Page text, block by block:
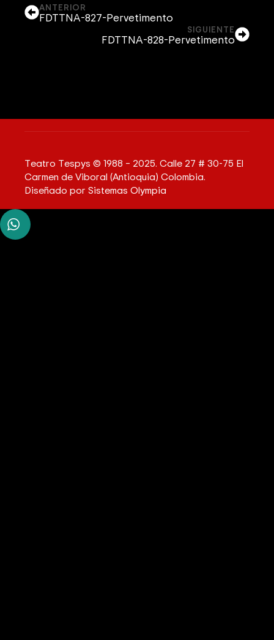
ANTERIOR
FDTTNA-827-Pervetimento
SIGUIENTE
FDTTNA-828-Pervetimento
Teatro Tespys © 1988 – 2025. Calle 27 # 30-75 El
Carmen de Viboral (Antioquia) Colombia.
Diseñado por Sistemas Olympia